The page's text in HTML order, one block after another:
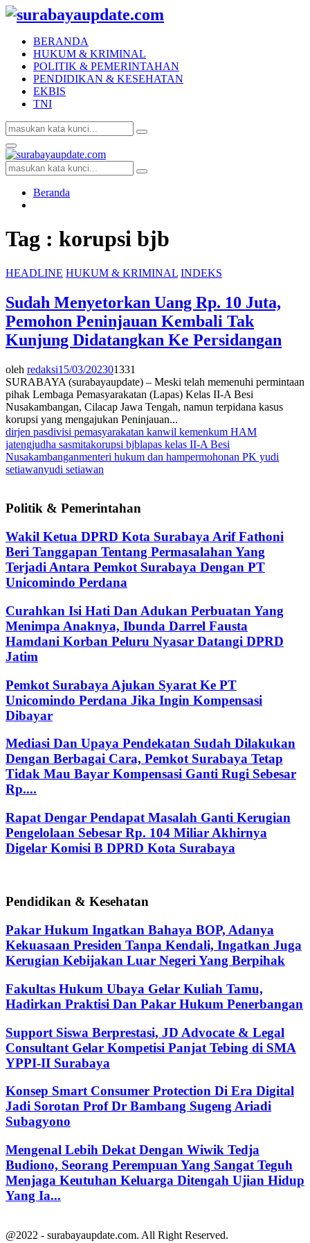
BERANDA
HUKUM & KRIMINAL
POLITIK & PEMERINTAHAN
PENDIDIKAN & KESEHATAN
EKBIS
TNI
Search
for:
Search
Facebook
Twitter
Youtube
Primary
Menu
Search
for:
Search
Beranda
Tag : korupsi bjb
HEADLINE HUKUM & KRIMINAL INDEKS
Sudah Menyetorkan Uang Rp. 10 Juta,
Pemohon Peninjauan Kembali Tak
Kunjung Didatangkan Ke Persidangan
oleh redaksi15/03/202301331
SURABAYA (surabayaupdate) – Meski telah memenuhi permintaan
pihak Lembaga Pemasyarakatan (Lapas) Kelas II-A Besi
Nusakambangan, Cilacap Jawa Tengah, namun terpidana kasus
korupsi yang mengajukan Peninjauan...
dirjen pasdivisi pemasyarakatan kanwil kemenkum HAM
jatengjudha sasmitakorupsi bjblapas kelas II-A Besi
Nusakambanganmenteri hukum dan hampermohonan PK yudi
setiawanyudi setiawan
Politik & Pemerintahan
Wakil Ketua DPRD Kota Surabaya Arif Fathoni
Beri Tanggapan Tentang Permasalahan Yang
Terjadi Antara Pemkot Surabaya Dengan PT
Unicomindo Perdana
Curahkan Isi Hati Dan Adukan Perbuatan Yang
Menimpa Anaknya, Ibunda Darrel Fausta
Hamdani Korban Peluru Nyasar Datangi DPRD
Jatim
Pemkot Surabaya Ajukan Syarat Ke PT
Unicomindo Perdana Jika Ingin Kompensasi
Dibayar
Mediasi Dan Upaya Pendekatan Sudah Dilakukan
Dengan Berbagai Cara, Pemkot Surabaya Tetap
Tidak Mau Bayar Kompensasi Ganti Rugi Sebesar
Rp....
Rapat Dengar Pendapat Masalah Ganti Kerugian
Pengelolaan Sebesar Rp. 104 Miliar Akhirnya
Digelar Komisi B DPRD Kota Surabaya
Pendidikan & Kesehatan
Pakar Hukum Ingatkan Bahaya BOP, Adanya
Kekuasaan Presiden Tanpa Kendali, Ingatkan Juga
Kerugian Kebijakan Luar Negeri Yang Berpihak
Fakultas Hukum Ubaya Gelar Kuliah Tamu,
Hadirkan Praktisi Dan Pakar Hukum Penerbangan
Support Siswa Berprestasi, JD Advocate & Legal
Consultant Gelar Kompetisi Panjat Tebing di SMA
YPPI-II Surabaya
Konsep Smart Consumer Protection Di Era Digital
Jadi Sorotan Prof Dr Bambang Sugeng Ariadi
Subagyono
Mengenal Lebih Dekat Dengan Wiwik Tedja
Budiono, Seorang Perempuan Yang Sangat Teguh
Menjaga Keutuhan Keluarga Ditengah Ujian Hidup
Yang Ia...
@2022 - surabayaupdate.com. All Right Reserved.